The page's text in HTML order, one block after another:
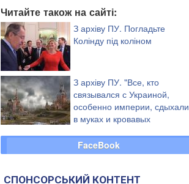
Читайте також на сайті:
З архіву ПУ. Погладьте
Колінду під коліном
З архіву ПУ. "Все, кто
связывался с Украиной,
особенно империи, сдыхали
в муках и кровавых
FaceBook
СПОНСОРСЬКИЙ КОНТЕНТ